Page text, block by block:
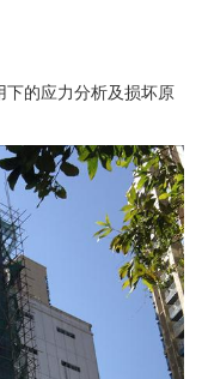
下的应力分析及损坏原